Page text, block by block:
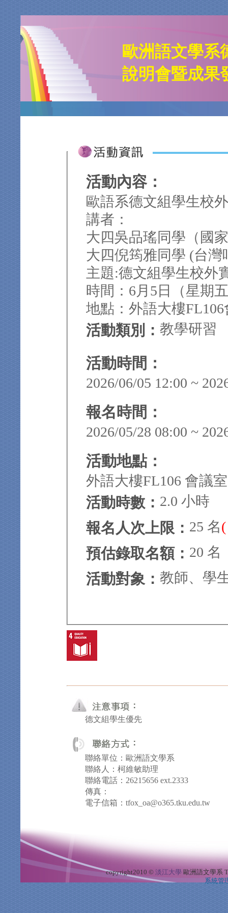
歐洲語文學系
說明會暨成果
活動內容：
歐語系德文組學生校
講者：
大四吳品瑤同學（國
大四倪筠雅同學 (台
主題:德文組學生校外
時間：6月5日（星期
地點：外語大樓
活動類別： 教學研習
活動時間：
2026/06/05 12:00 ~
報名時間：
2026/05/28 08:00 ~
活動地點：
外語大樓FL106 會議室
活動時數： 2.0 小時
報名人次上限： 25 名
預估錄取名額： 20 名
活動對象： 教師、學
德文組學生優先
聯絡單位：歐洲語文學系
聯絡人：柯維敏助理
聯絡電話：26215656 ext.2333
傳真：
電子信箱：tfox_oa@o365.tku.edu.tw
copyright2010 © 淡江大學 歐洲語文學系
系統管